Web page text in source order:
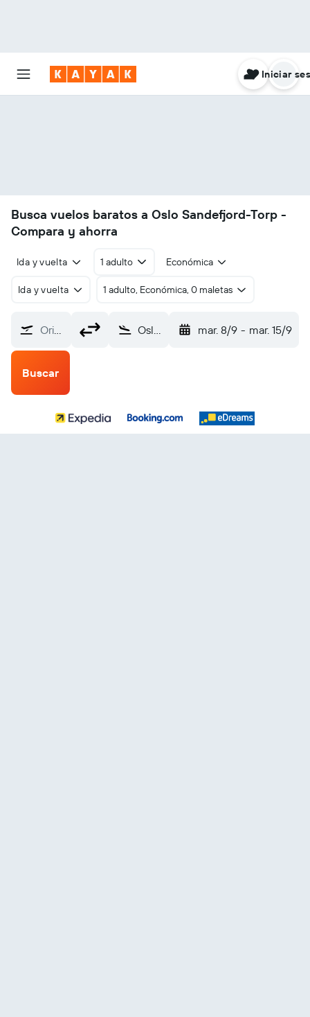
Iniciar
Busca vuelos baratos a Oslo Sandefjord-Torp -
Compara y ahorra
Ida y vuelta 1 adulto Económica
Ida y vuelta 1 adulto, Económica, 0 maletas
Origen Oslo Sandefjord-Torp (TRF) mar. 8/9 - mar. 15/9
Buscar